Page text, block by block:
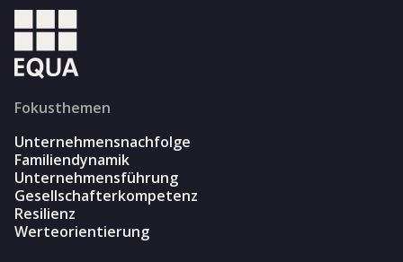
Fokusthemen
Unternehmensnachfolge
Familiendynamik
Unternehmensführung
Gesellschafterkompetenz
Resilienz
Werteorientierung